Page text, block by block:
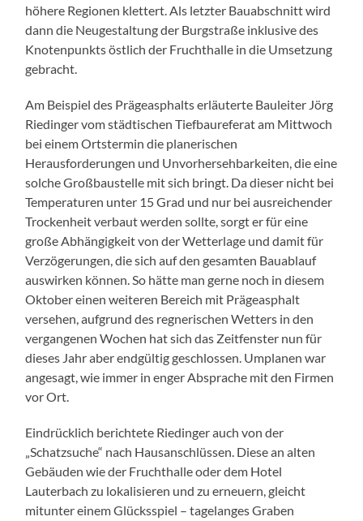
höhere Regionen klettert. Als letzter Bauabschnitt wird
dann die Neugestaltung der Burgstraße inklusive des
Knotenpunkts östlich der Fruchthalle in die Umsetzung
gebracht.
Am Beispiel des Prägeasphalts erläuterte Bauleiter Jörg
Riedinger vom städtischen Tiefbaureferat am Mittwoch
bei einem Ortstermin die planerischen
Herausforderungen und Unvorhersehbarkeiten, die eine
solche Großbaustelle mit sich bringt. Da dieser nicht bei
Temperaturen unter 15 Grad und nur bei ausreichender
Trockenheit verbaut werden sollte, sorgt er für eine
große Abhängigkeit von der Wetterlage und damit für
Verzögerungen, die sich auf den gesamten Bauablauf
auswirken können. So hätte man gerne noch in diesem
Oktober einen weiteren Bereich mit Prägeasphalt
versehen, aufgrund des regnerischen Wetters in den
vergangenen Wochen hat sich das Zeitfenster nun für
dieses Jahr aber endgültig geschlossen. Umplanen war
angesagt, wie immer in enger Absprache mit den Firmen
vor Ort.
Eindrücklich berichtete Riedinger auch von der
„Schatzsuche“ nach Hausanschlüssen. Diese an alten
Gebäuden wie der Fruchthalle oder dem Hotel
Lauterbach zu lokalisieren und zu erneuern, gleicht
mitunter einem Glücksspiel – tagelanges Graben